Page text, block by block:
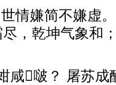
情嫌简不嫌虚
尽，乾坤气象和
咸啵？ 屠苏成